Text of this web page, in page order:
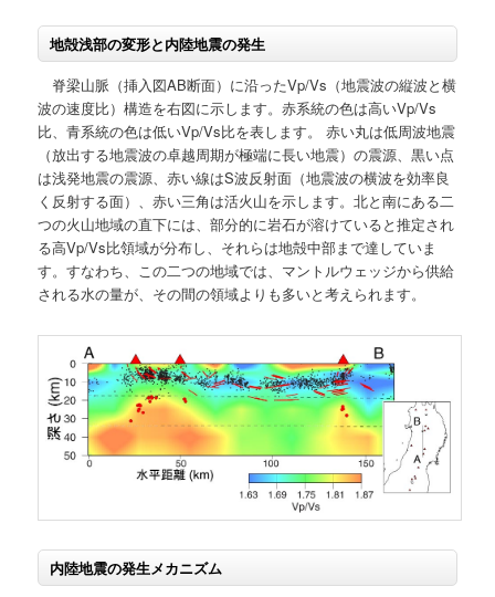
地殻浅部の変形と内陸地震の発生
脊梁山脈（挿入図AB断面）に沿ったVp/Vs（地震波の縦波と横
波の速度比）構造を右図に示します。赤系統の色は高いVp/Vs
比、青系統の色は低いVp/Vs比を表します。 赤い丸は低周波地震
（放出する地震波の卓越周期が極端に長い地震）の震源、黒い点
は浅発地震の震源、赤い線はS波反射面（地震波の横波を効率良
く反射する面）、赤い三角は活火山を示します。北と南にある二
つの火山地域の直下には、部分的に岩石が溶けていると推定され
る高Vp/Vs比領域が分布し、それらは地殻中部まで達していま
す。すなわち、この二つの地域では、マントルウェッジから供給
される水の量が、その間の領域よりも多いと考えられます。
内陸地震の発生メカニズム